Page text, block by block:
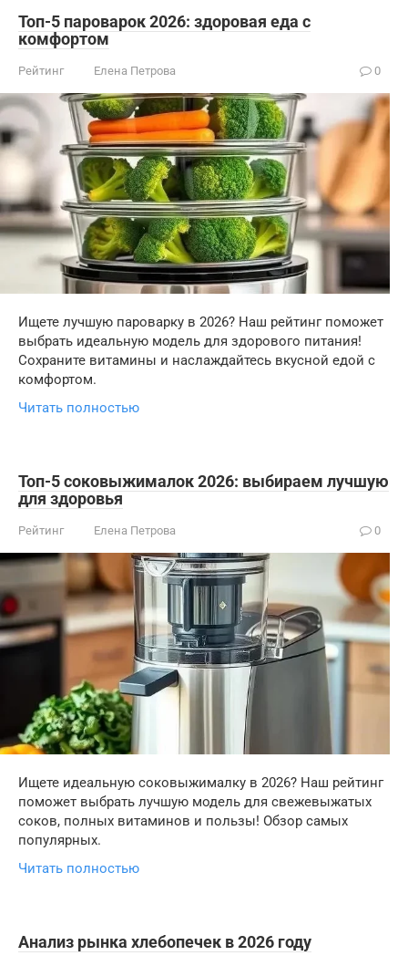
Топ-5 пароварок 2026: здоровая еда с
комфортом
Рейтинг Елена Петрова 0
Ищете лучшую пароварку в 2026? Наш рейтинг поможет
выбрать идеальную модель для здорового питания!
Сохраните витамины и наслаждайтесь вкусной едой с
комфортом.
Читать полностью
Топ-5 соковыжималок 2026: выбираем лучшую
для здоровья
Рейтинг Елена Петрова 0
Ищете идеальную соковыжималку в 2026? Наш рейтинг
поможет выбрать лучшую модель для свежевыжатых
соков, полных витаминов и пользы! Обзор самых
популярных.
Читать полностью
Анализ рынка хлебопечек в 2026 году